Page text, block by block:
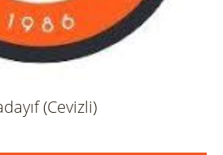
(Cevizli)